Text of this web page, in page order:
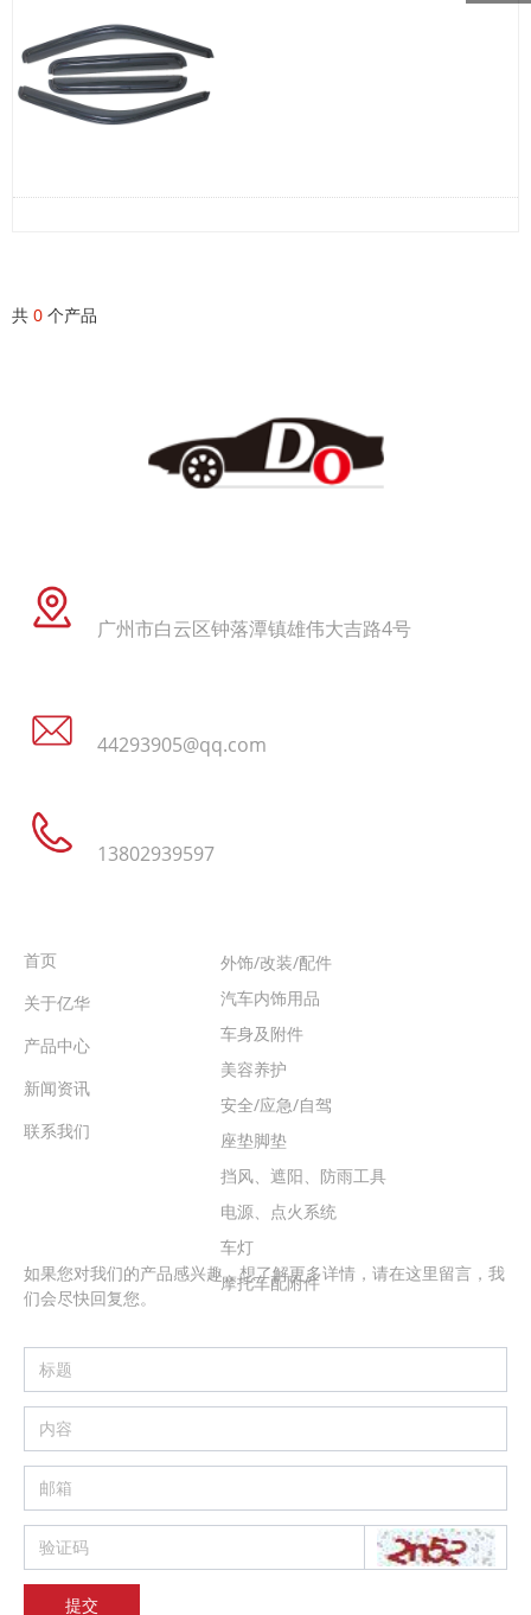
共 0 个产品
广州市白云区钟落潭镇雄伟大吉路4号
44293905@qq.com
13802939597
首页
关于亿华
产品中心
新闻资讯
联系我们
外饰/改装/配件
汽车内饰用品
车身及附件
美容养护
安全/应急/自驾
座垫脚垫
挡风、遮阳、防雨工具
电源、点火系统
车灯
摩托车配附件
如果您对我们的产品感兴趣，想了解更多详情，请在这里留言，我
们会尽快回复您。
提交